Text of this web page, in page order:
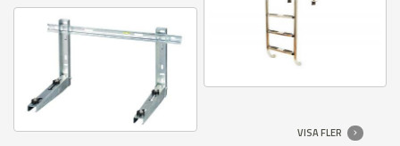
VISA FLER